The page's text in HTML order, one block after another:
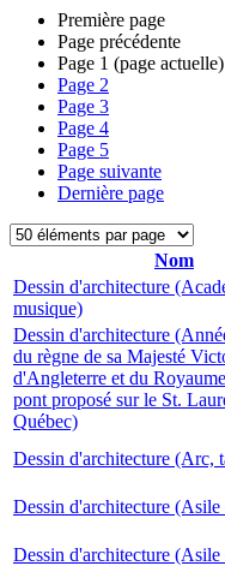
Première page
Page précédente
Page 1 (page actuelle)
Page 2
Page 3
Page 4
Page 5
Page suivante
Dernière page
Nom
Dessin d'architecture
musique)
Dessin d'architecture
du règne de sa Majesté
d'Angleterre et du
pont proposé sur le St.
Québec)
Dessin d'architecture (Arc,
Dessin d'architecture
Dessin d'architecture